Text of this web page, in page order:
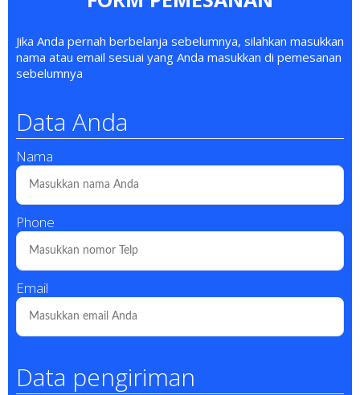
Jika Anda pernah berbelanja sebelumnya, silahkan masukkan
nama atau email sesuai yang Anda masukkan di pemesanan
sebelumnya
Data Anda
Nama
Phone
Email
Data pengiriman